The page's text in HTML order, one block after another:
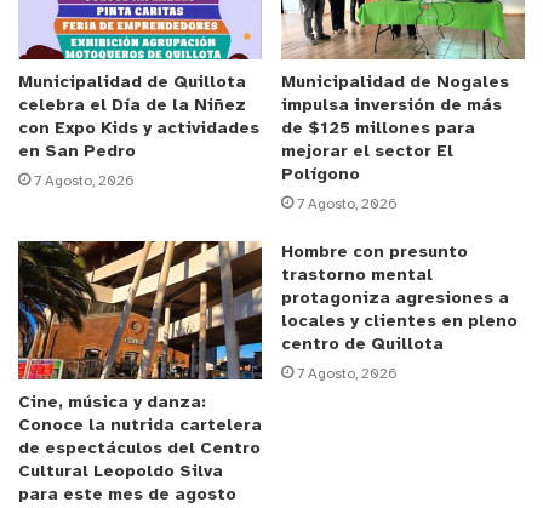
que tenemos de enriquecer las herramientas con
las que contamos para promover el trabajo cultural
es el permanente diálogo con nuestras
comunidades y la co-construcción de los
mecanismos que permiten desarrollar sus labores.
En ese sentido, el Catálogo Digital ha sido
fortalecido y ha continuado su proceso de
instalación como un espacio colaborativo”.
Al permitir la creación de redes entre ciudadanos y
artistas, el catálogo promueve la cultura digital y
el uso de herramientas tecnológicas en la
creación, producción, circulación y acceso de obras
y bienes artísticos culturales. Es un medio que
facilita las redes de colaboración entre las y los
Municipalidad de Quillota
celebra el Día de la Niñez
con Expo Kids y actividades
en San Pedro
7 Agosto, 2026
Municipalidad de Nogales
impulsa inversión de más
de $125 millones para
mejorar el sector El
Polígono
7 Agosto, 2026
Cine, música y danza:
Conoce la nutrida cartelera
de espectáculos del Centro
Cultural Leopoldo Silva
para este mes de agosto
Hombre con presunto
trastorno mental
protagoniza agresiones a
locales y clientes en pleno
centro de Quillota
7 Agosto, 2026